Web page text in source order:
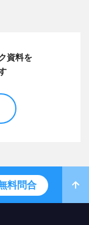
資料を
料問合